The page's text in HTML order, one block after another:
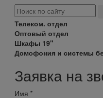
Телеком. отдел
Оптовый отдел
Шкафы 19"
Домофония и системы
Заявка на
Имя *